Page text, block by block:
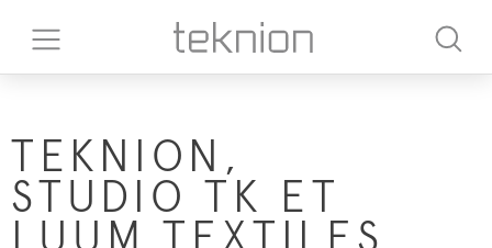
TEKNION,
STUDIO TK ET
LUUM TEXTILES